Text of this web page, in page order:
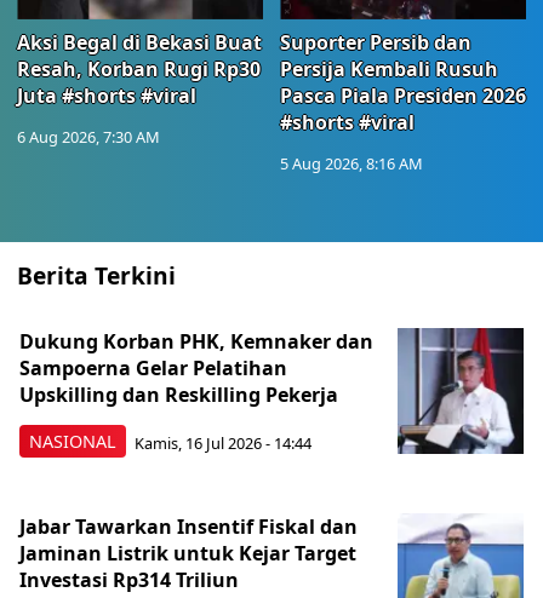
Aksi Begal di Bekasi Buat
Resah, Korban Rugi Rp30
Juta #shorts #viral
6 Aug 2026, 7:30 AM
Suporter Persib dan
Persija Kembali Rusuh
Pasca Piala Presiden 2026
#shorts #viral
5 Aug 2026, 8:16 AM
Berita Terkini
NASIONAL
Dukung Korban PHK, Kemnaker dan
Sampoerna Gelar Pelatihan
Upskilling dan Reskilling Pekerja
Kamis, 16 Jul 2026 - 14:44
Jabar Tawarkan Insentif Fiskal dan
Jaminan Listrik untuk Kejar Target
Investasi Rp314 Triliun